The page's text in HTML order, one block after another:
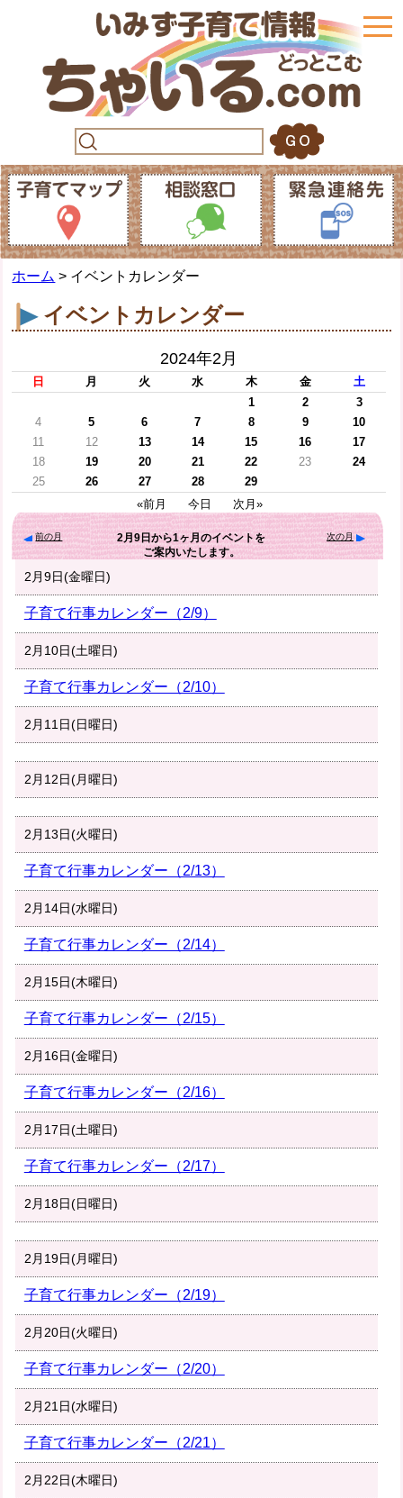
ホーム > イベントカレンダー
イベントカレンダー
2024年2月
日 月 火 水 木 金
土
1
2
3
4
5 6 7 8 9
10
11
12 13 14 15 16
17
18
19 20 21 22 23
24
25
26 27 28
29
«前月
今日 次月»
前の月 2月9日から1ヶ月のイベントを
ご案内いたします。
次の月
2月9日(金曜日)
子育て行事カレンダー（2/9）
2月10日(土曜日)
子育て行事カレンダー（2/10）
2月11日(日曜日)
2月12日(月曜日)
2月13日(火曜日)
子育て行事カレンダー（2/13）
2月14日(水曜日)
子育て行事カレンダー（2/14）
2月15日(木曜日)
子育て行事カレンダー（2/15）
2月16日(金曜日)
子育て行事カレンダー（2/16）
2月17日(土曜日)
子育て行事カレンダー（2/17）
2月18日(日曜日)
2月19日(月曜日)
子育て行事カレンダー（2/19）
2月20日(火曜日)
子育て行事カレンダー（2/20）
2月21日(水曜日)
子育て行事カレンダー（2/21）
2月22日(木曜日)